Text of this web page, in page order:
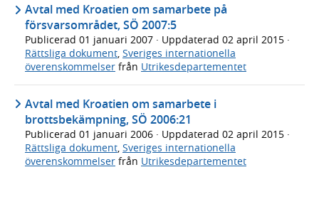
Avtal med Kroatien om samarbete på
försvarsområdet, SÖ 2007:5
Publicerad 01 januari 2007 · Uppdaterad 02 april 2015 ·
Rättsliga dokument, Sveriges internationella
överenskommelser från Utrikesdepartementet
Avtal med Kroatien om samarbete i
brottsbekämpning, SÖ 2006:21
Publicerad 01 januari 2006 · Uppdaterad 02 april 2015 ·
Rättsliga dokument, Sveriges internationella
överenskommelser från Utrikesdepartementet